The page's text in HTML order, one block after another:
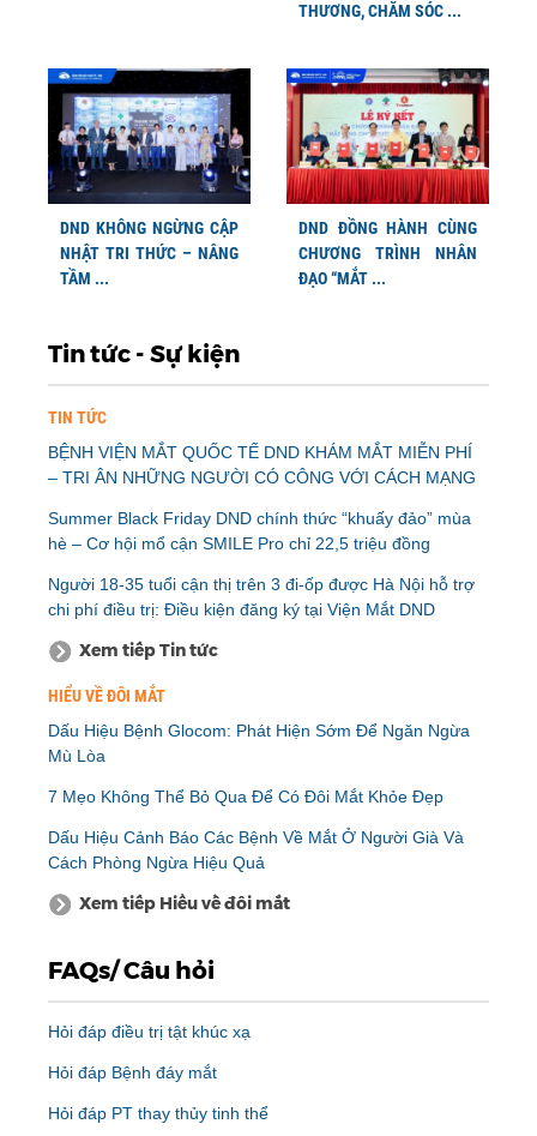
THƯƠNG, CHĂM SÓC ...
DND KHÔNG NGỪNG CẬP
NHẬT TRI THỨC – NÂNG
TẦM ...
DND ĐỒNG HÀNH CÙNG
CHƯƠNG TRÌNH NHÂN
ĐẠO “MẮT ...
Tin tức - Sự kiện
TIN TỨC
BỆNH VIỆN MẮT QUỐC TẾ DND KHÁM MẮT MIỄN PHÍ
– TRI ÂN NHỮNG NGƯỜI CÓ CÔNG VỚI CÁCH MẠNG
Summer Black Friday DND chính thức “khuấy đảo” mùa
hè – Cơ hội mổ cận SMILE Pro chỉ 22,5 triệu đồng
Người 18-35 tuổi cận thị trên 3 đi-ốp được Hà Nội hỗ trợ
chi phí điều trị: Điều kiện đăng ký tại Viện Mắt DND
Xem tiếp Tin tức
HIỂU VỀ ĐÔI MẮT
Dấu Hiệu Bệnh Glocom: Phát Hiện Sớm Để Ngăn Ngừa
Mù Lòa
7 Mẹo Không Thể Bỏ Qua Để Có Đôi Mắt Khỏe Đẹp
Dấu Hiệu Cảnh Báo Các Bệnh Về Mắt Ở Người Già Và
Cách Phòng Ngừa Hiệu Quả
Xem tiếp Hiểu về đôi mắt
FAQs/ Câu hỏi
Hỏi đáp điều trị tật khúc xạ
Hỏi đáp Bệnh đáy mắt
Hỏi đáp PT thay thủy tinh thể